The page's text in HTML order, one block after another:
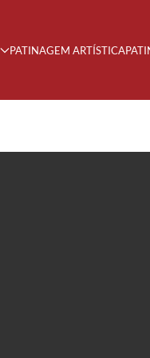
PATINAGEM ARTÍSTICA